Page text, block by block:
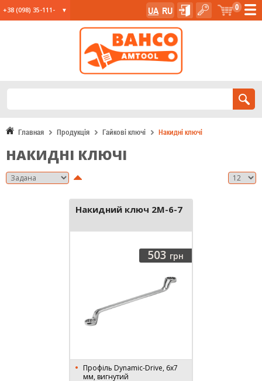
+38 (098) 35-111- 0
UA RU
Главная Продукція Гайкові ключі Накидні ключі
НАКИДНІ КЛЮЧІ
Накидний ключ 2M-6-7
503 грн
Профіль Dynamic-Drive, 6x7
мм, вигнутий